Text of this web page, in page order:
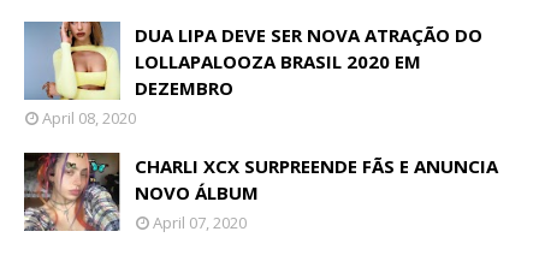
DUA LIPA DEVE SER NOVA ATRAÇÃO DO
LOLLAPALOOZA BRASIL 2020 EM
DEZEMBRO
April 08, 2020
CHARLI XCX SURPREENDE FÃS E ANUNCIA
NOVO ÁLBUM
April 07, 2020